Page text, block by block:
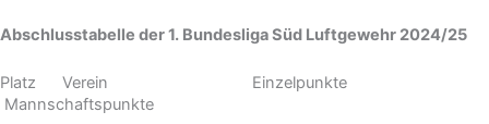
Abschlusstabelle der 1. Bundesliga Süd Luftgewehr 2024/25
Platz Verein Einzelpunkte
Mannschaftspunkte